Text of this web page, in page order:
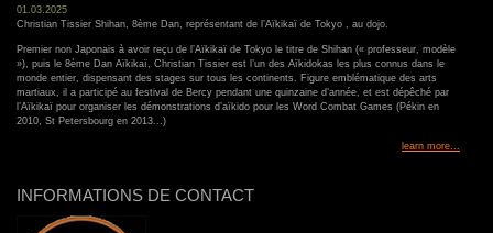
01.03.2025
Christian Tissier Shihan, 8ème Dan, représentant de l’Aïkikaï de Tokyo , au dojo.
Premier non Japonais à avoir reçu de l’Aïkikaï de Tokyo le titre de Shihan (« professeur, modèle
»), puis le 8ème Dan Aïkikaï, Christian Tissier est l’un des Aïkidokas les plus connus dans le
monde entier, dispensant des stages sur tous les continents. Figure emblématique des arts
martiaux, il a participé au festival de Bercy pendant une quinzaine d’année, et est dépêché par
l’Aïkikaï pour organiser les démonstrations d’aïkido pour les Word Combat Games (Pékin en
2010, St Petersbourg en 2013...)
learn more...
INFORMATIONS DE CONTACT